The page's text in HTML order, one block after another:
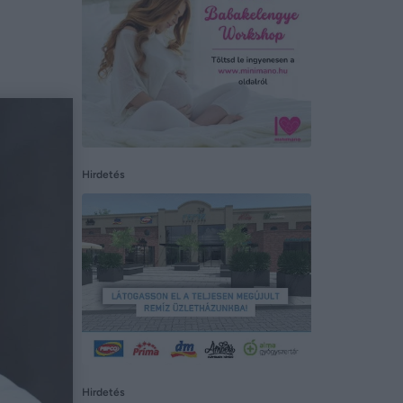
Hirdetés
Hirdetés